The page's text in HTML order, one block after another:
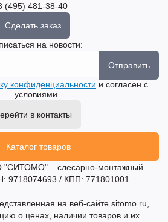
(495) 481-38-40
Сделать заказ
на новости:
Отправить
конфиденциальности и согласен с
условиями
в контакты
Каталог товаров
– слесарно-монтажный
9718074693 / КПП: 771801001
на веб-сайте sitomo.ru,
о ценах, наличии товаров и их